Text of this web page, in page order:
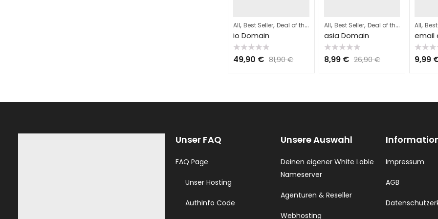
All,Best Seller,Deal of the Day ,Domains,Webhosting
io Domain
Bewertet
mit
49,90 € 81,90€
All, Best Seller, Deal of the Day ,
asia Domain
Bewertet
mit
8,99 € 26,90€
All,
email
Bewertet
mit
9,99
Unser FAQ
FAQ Page
Unser Hosting
AuthInfo Code
Unsere Auswahl
Deinen eigener White Lable
Nameserver
Agenturen & Reseller
Webhosting
Impressum
AGB